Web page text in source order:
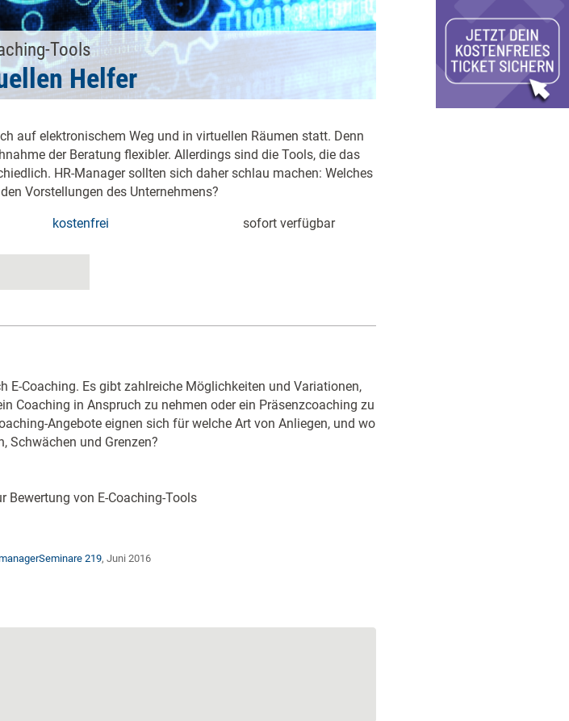
Tools
Helfer
auf elektronischem Weg und in virtuellen Räumen statt. Denn
der Beratung flexibler. Allerdings sind die Tools, die das
HR-Manager sollten sich daher schlau machen: Welches
Vorstellungen des Unternehmens?
kostenfrei sofort verfügbar
E-Coaching. Es gibt zahlreiche Möglichkeiten und Variationen,
Coaching in Anspruch zu nehmen oder ein Präsenzcoaching zu
Angebote eignen sich für welche Art von Anliegen, und wo
Schwächen und Grenzen?
Bewertung von E-Coaching-Tools
219, Juni 2016